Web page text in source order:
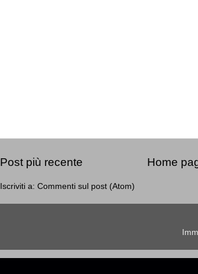
Post più recente Home
Iscriviti a: Commenti sul post (Atom)